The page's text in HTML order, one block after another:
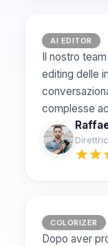
AI EDITOR
Il nostro
editing delle
complesse
COLORIZER
Dopo aver